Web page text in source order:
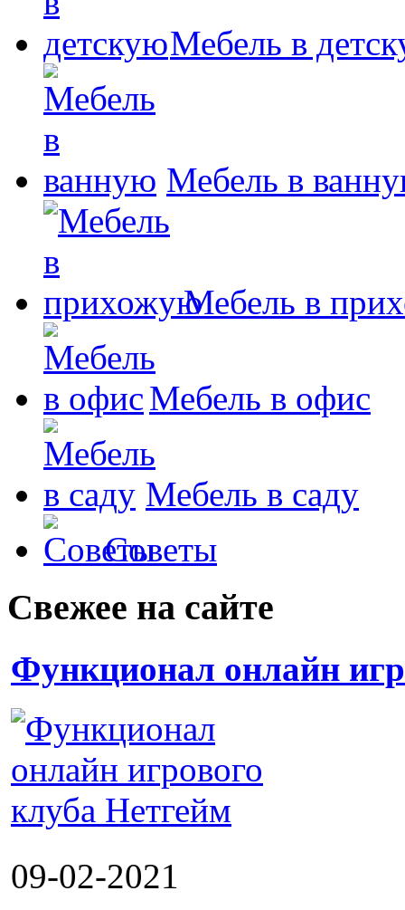
Мебель в
Мебель в
Мебель в
Мебель в офис
Мебель в саду
Советы
Свежее на сайте
Функционал онлайн
09-02-2021